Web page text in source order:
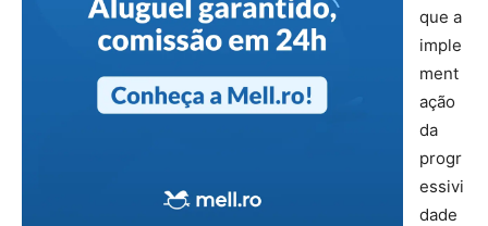
que a
imple
ment
ação
da
progr
essivi
dade